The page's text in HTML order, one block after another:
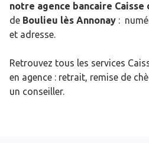
notre agence bancaire Caisse
de Boulieu lès Annonay :
et adresse.
Retrouvez tous les services
en agence : retrait, remise de
un conseiller.